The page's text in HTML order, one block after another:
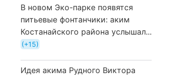
В новом Эко-парке появятся
питьевые фонтанчики: аким
Костанайского района услышал...
+15
Идея акима Рудного Виктора